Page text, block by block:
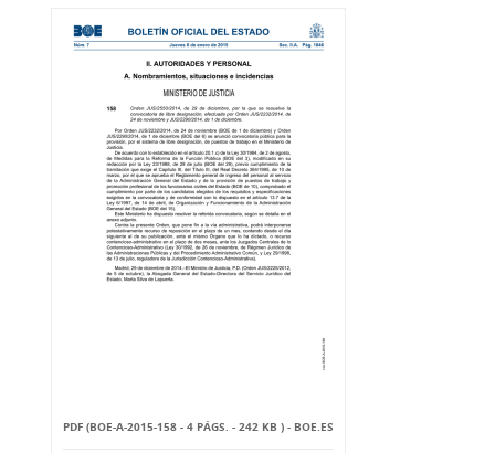
PDF (BOE-A-2015-158 - 4 PÁGS. - 242 KB ) - BOE.ES